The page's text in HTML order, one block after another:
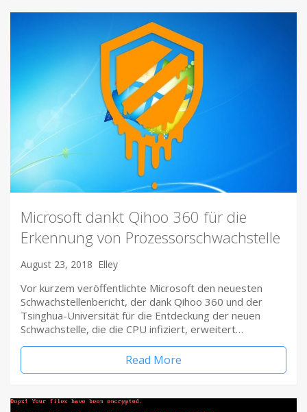
Microsoft dankt Qihoo 360 für die
Erkennung von Prozessorschwachstelle
August 23, 2018 Elley
Vor kurzem veröffentlichte Microsoft den neuesten
Schwachstellenbericht, der dank Qihoo 360 und der
Tsinghua-Universität für die Entdeckung der neuen
Schwachstelle, die die CPU infiziert, erweitert…
Read More